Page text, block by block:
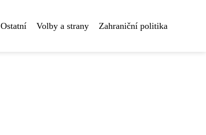
Ostatní Volby a strany Zahraniční politika